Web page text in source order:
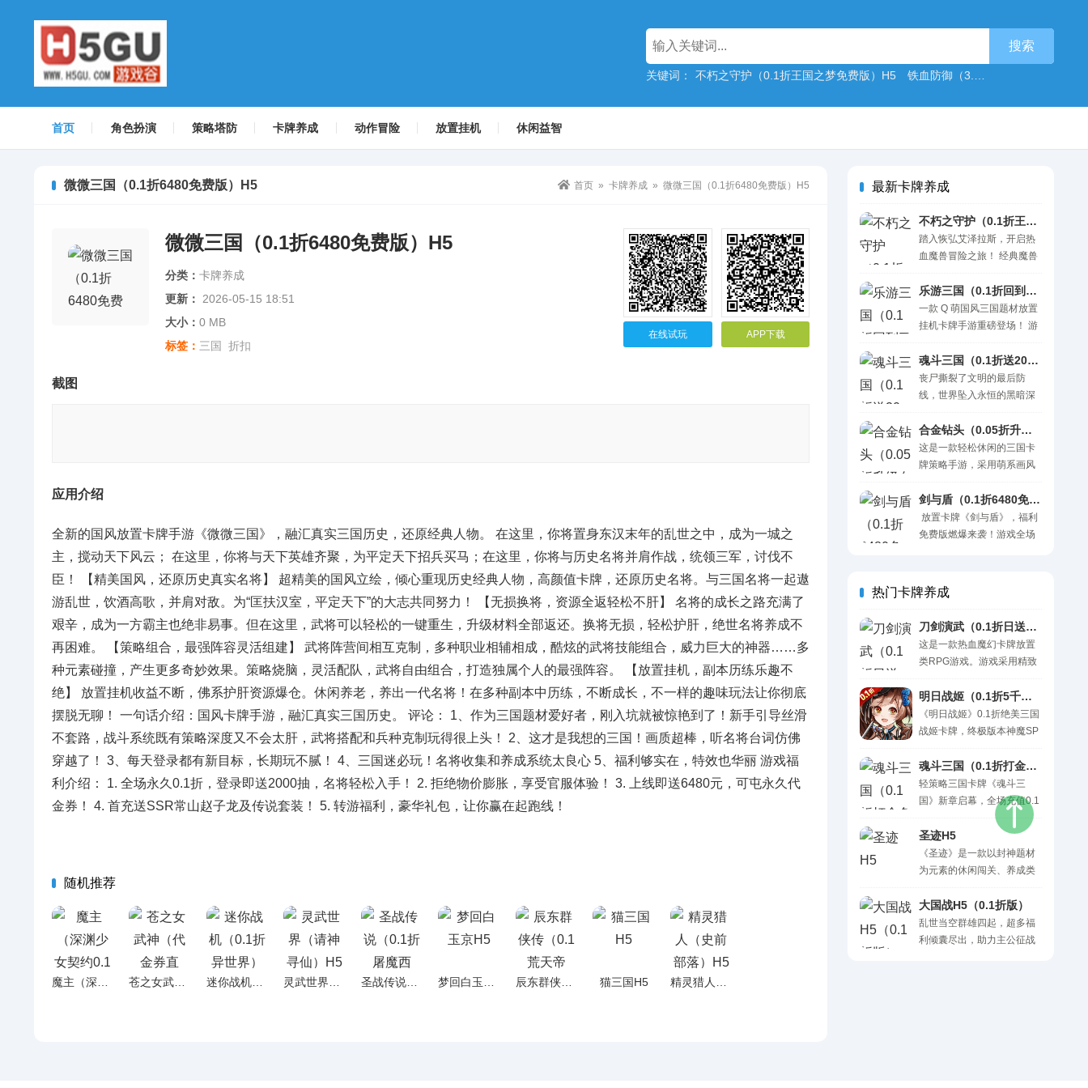
关键词： 不朽之守护（0.1折王国之梦免费版）H5 铁血防御（3.5折传奇来了）H5
首页 角色扮演 策略塔防 卡牌养成 动作冒险 放置挂机 休闲益智
最新卡牌养成
不朽之守护（0.1折王国之梦免费版）H5
踏入恢弘艾泽拉斯，开启热
血魔兽冒险之旅！ 经典魔兽
配与即时激战，化身大陆英
雄，组建专属冒险小队，在
黑暗乱世中闯荡征途。 海量
破、技能觉醒、专属神兵加
持，自由打造强力个性战
将。合理运筹红矿石、金
飙升战力，纵横魔兽战场无
往不利。 更有完备公会社交
玩法，邀约盟友组队攻坚高
场。并肩作战缔结羁绊，以
热血守护大陆荣..
乐游三国（0.1折回到三国）H5
一款 Q 萌国风三国题材放置
挂机卡牌手游重磅登场！ 游
冒险关卡自动作战，离线依
旧持续产出元宝、装备与养
成材料，告别重复刷图，无
化身 Q 萌战将，武将拥有不
同资质与定位，输出、辅
助、坦克自由搭配，策略布
体系全面开放：成套装备强
化锻造、武将升星进阶、天
命觉醒、将灵赋能，多维度
魂斗三国（0.1折送20星神将）H5
丧尸撕裂了文明的最后防
线，世界坠入永恒的黑暗深
处，沉睡千年的三国英灵应
劫苏醒。 《魂斗三国》0.1折
末日策略国战手游，首充仅
生存游戏。这是文明覆灭前
的最后一搏，是绝望中重燃
烽火的终极对决。你将执掌
个顶级神将！签到白送20星
买断特权七天锁定，往后每
日白..
合金钻头（0.05折升级白嫖万元红包）H5
这是一款轻松休闲的三国卡
牌策略手游，采用萌系画风
阵容搭配，体验策略博弈的
乐趣。开局即送GM神装，升
级可领万元红包，每日任务
成与对战并存的独特体验！
上线福利： 【新服狂欢活动
多】七日目标、武神殿等多
重活动同步上线，海量奖励
轻松拿 【开局秒升VIP10】
创角即享VIP10及专属豪华
领万元真充】全民升级..
剑与盾（0.1折6480免费版）H5
放置卡牌《剑与盾》，福利
免费版燃爆来袭！游戏全场
魔阵容随心配！游戏免费赠
真充卡！开服即得超越神魔
的超强魂将，阵营随时切
配千变万化，战局尽在掌
握，策略深度拉满！内置智
能放置系统，挂机即享海量
资源，离线也在变强，不肝
《剑与盾》，成就你的乱世..
热门卡牌养成
刀剑演武（0.1折日送9999）H5
这是一款热血魔幻卡牌放置
类RPG游戏。游戏采用精致
神话英雄全部上线，炫酷战
场等你加入，抽取心仪的
SSR卡牌，搭配阵容挑战神
救这个大陆，发挥你的智慧
组合出最强的阵容！休闲放
置的玩法和策略卡牌的相结
合，既能感受到挂机的轻
松，也能体会到策略卡牌的
乐趣！快来加入这场魔幻的
策略之战吧！ 一句话简介：
RPG游戏 上线福利： 福利
1、每日领..
明日战姬（0.1折5千神魔全免）H5
《明日战姬》0.1折绝美三国
战姬卡牌，终极版本神魔SP
本神魔SP全免，每日免费
5000代金，王者之路人人再
送50000代金！ 绝色精美立
绘，全屏大招爽快战斗、全
新版本福利升级、全新体验
神魔全免！ 坐拥高颜值美少
女神将，享视觉盛宴；无限
下！ 后缀说明：0.1折三国战
姬卡牌，每日送5000代金，
终极版本神魔SP全免！王者
魂斗三国（0.1折打金免费版）H5
轻策略三国卡牌《魂斗三
国》新章启幕，全场充值0.1
折，每日再送648元代金
券！太初武将驾临三国，最
高资质，炫彩特效，顶尖战
力等你招募！全新打金系统
元宝与vip经验，轻轻松松升
高v！游戏创角即送vip20、
188888元宝，连登再送神将
圣迹H5
《圣迹》是一款以封神题材
为元素的休闲闯关、养成类
技，以封神故事和山海经为
角色设计原型。整个游戏
以“阵营对抗，收集神话英
大国战H5（0.1折版）
乱世当空群雄四起，超多福
利倾囊尽出，助力主公征战
微微三国（0.1折6480免费版）H5 首页 »卡牌养成 » 微微三国（0.1折6480免费版）H5
微微三国（0.1折6480免费版）H5
分类： 卡牌养成
更新： 2026-05-15 18:51
大小： 0 MB
标签： 三国 折扣
在线试玩 APP下载
截图
应用介绍
全新的国风放置卡牌手游《微微三国》，融汇真实三国历史，还原经典人物。 在这里，你将置身东汉末年的乱世之中，成为一城之
主，搅动天下风云； 在这里，你将与天下英雄齐聚，为平定天下招兵买马；在这里，你将与历史名将并肩作战，统领三军，讨伐不
臣！ 【精美国风，还原历史真实名将】 超精美的国风立绘，倾心重现历史经典人物，高颜值卡牌，还原历史名将。与三国名将一起遨
游乱世，饮酒高歌，并肩对敌。为“匡扶汉室，平定天下”的大志共同努力！ 【无损换将，资源全返轻松不肝】 名将的成长之路充满了
艰辛，成为一方霸主也绝非易事。但在这里，武将可以轻松的一键重生，升级材料全部返还。换将无损，轻松护肝，绝世名将养成不
再困难。 【策略组合，最强阵容灵活组建】 武将阵营间相互克制，多种职业相辅相成，酷炫的武将技能组合，威力巨大的神器……多
种元素碰撞，产生更多奇妙效果。策略烧脑，灵活配队，武将自由组合，打造独属个人的最强阵容。 【放置挂机，副本历练乐趣不
绝】 放置挂机收益不断，佛系护肝资源爆仓。休闲养老，养出一代名将！在多种副本中历练，不断成长，不一样的趣味玩法让你彻底
摆脱无聊！ 一句话介绍：国风卡牌手游，融汇真实三国历史。 评论： 1、作为三国题材爱好者，刚入坑就被惊艳到了！新手引导丝滑
不套路，战斗系统既有策略深度又不会太肝，武将搭配和兵种克制玩得很上头！ 2、这才是我想的三国！画质超棒，听名将台词仿佛
穿越了！ 3、每天登录都有新目标，长期玩不腻！ 4、三国迷必玩！名将收集和养成系统太良心 5、福利够实在，特效也华丽 游戏福
利介绍： 1. 全场永久0.1折，登录即送2000抽，名将轻松入手！ 2. 拒绝物价膨胀，享受官服体验！ 3. 上线即送6480元，可屯永久代
金券！ 4. 首充送SSR常山赵子龙及传说套装！ 5. 转游福利，豪华礼包，让你赢在起跑线！
随机推荐
迷你战机（0.1折异世界）H5 圣战传说（0.1折屠魔西游）H5 辰东群侠传（0.1荒天帝版）H5 猫三国H5